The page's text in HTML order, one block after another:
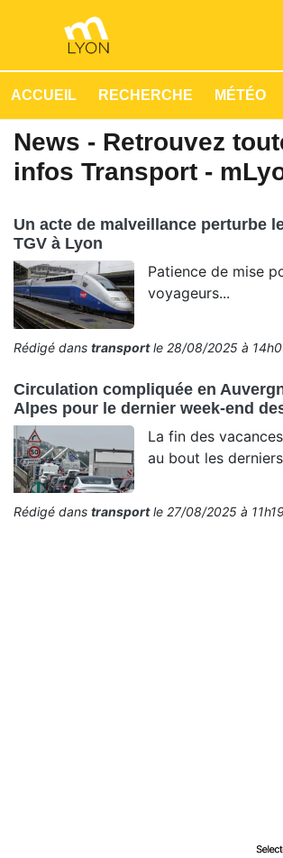
ACCUEIL RECHERCHE MÉTÉO
News - Retrouvez
infos Transport -
Un acte de malveillance perturbe
TGV à Lyon
Patience de mise
voyageurs...
Rédigé dans transportle 28/08/2025 à
Circulation compliquée en
Alpes pour le dernier week-end
La fin des
au bout les
Rédigé dans transportle 27/08/2025 à